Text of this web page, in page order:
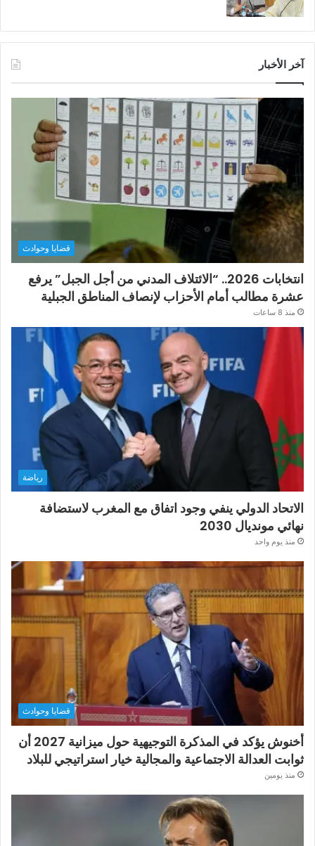
آخر الأخبار
قضايا وحوادث
انتخابات 2026.. “الائتلاف المدني من أجل الجبل” يرفع
عشرة مطالب أمام الأحزاب لإنصاف المناطق الجبلية
منذ 8 ساعات
رياضة
الاتحاد الدولي ينفي وجود اتفاق مع المغرب لاستضافة
نهائي مونديال 2030
منذ يوم واحد
قضايا وحوادث
أخنوش يؤكد في المذكرة التوجيهية حول ميزانية 2027 أن
ثوابت العدالة الاجتماعية والمجالية خيار استراتيجي للبلاد
منذ يومين